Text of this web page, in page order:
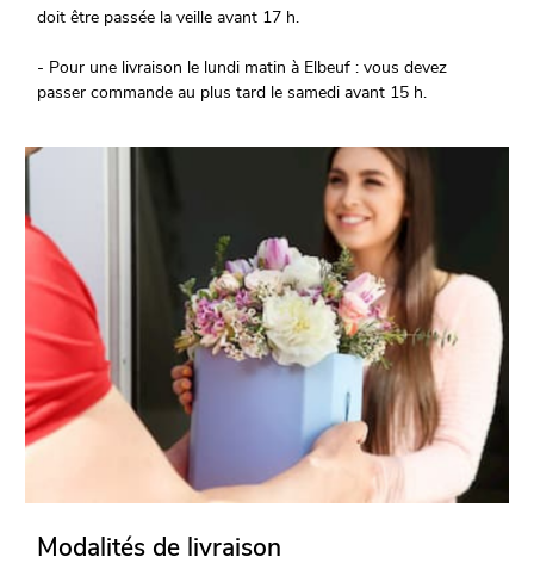
doit être passée la veille avant 17 h.
- Pour une livraison le lundi matin à Elbeuf : vous devez
passer commande au plus tard le samedi avant 15 h.
Modalités de livraison